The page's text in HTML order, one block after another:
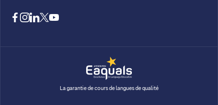
facebook
instagram
linkedin
twitteryoutube
La garantie de cours de langues de qualité